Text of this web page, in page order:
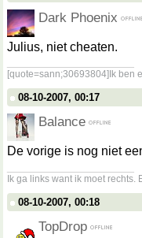
Dark Phoenix
Julius, niet cheaten.
[quote=sann;30693804]Ik ben
08-10-2007, 00:17
Balance
De vorige is nog niet
Ik ga links want ik moet
08-10-2007, 00:18
TopDrop